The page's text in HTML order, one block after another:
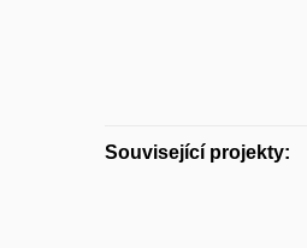
Související projekty: